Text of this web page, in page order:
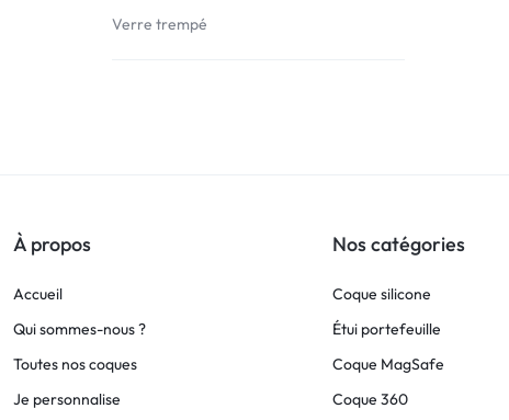
BUDGETS
LIVRAISON
48
HEURES
!
Verre trempé
À propos
Accueil
Qui sommes-nous ?
Toutes nos coques
Je personnalise
Nos catégories
Coque silicone
Étui portefeuille
Coque MagSafe
Coque 360